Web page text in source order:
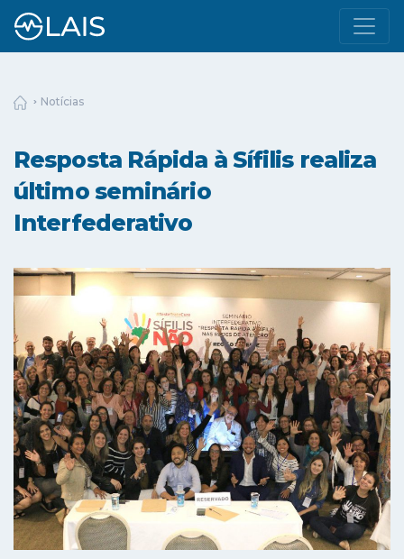
Notícias
Resposta Rápida à Sífilis realiza
último seminário
Interfederativo